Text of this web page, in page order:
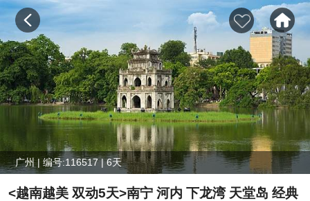
广州 | 编号:116517 | 6天
<越南越美 双动5天>南宁 河内 下龙湾 天堂岛 经典